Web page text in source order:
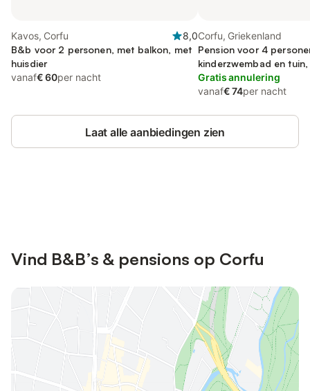
Kavos, Corfu
8,0
B&b voor 2 personen, met balkon, met
huisdier
vanaf€ 60per nacht
Corfu, Griekenland
Pension voor 4
kinderzwembad en
Gratis annulering
vanaf€ 74per nacht
Laat alle aanbiedingen zien
Vind B&B’s & pensions op Corfu